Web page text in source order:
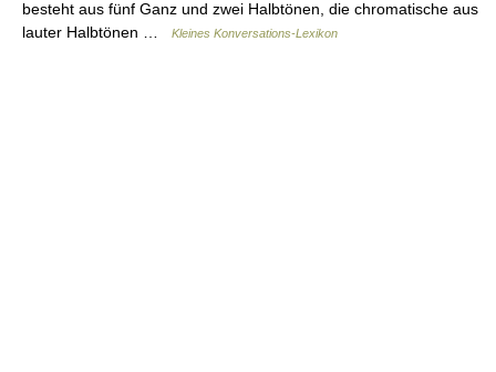
besteht aus fünf Ganz und zwei Halbtönen, die chromatische aus
lauter Halbtönen …
Kleines Konversations-Lexikon